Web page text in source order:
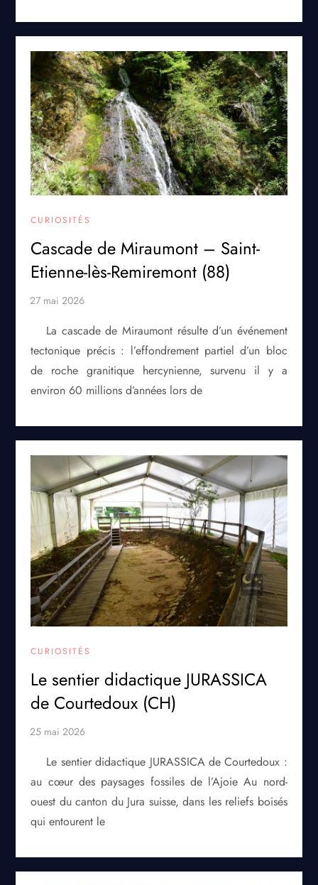
CURIOSITÉS
Cascade de Miraumont – Saint-
Etienne-lès-Remiremont (88)
La cascade de Miraumont résulte d’un événement
tectonique précis : l’effondrement partiel d’un bloc
de roche granitique hercynienne, survenu il y a
environ 60 millions d’années lors de
CURIOSITÉS
Le sentier didactique JURASSICA
de Courtedoux (CH)
Le sentier didactique JURASSICA de Courtedoux :
au cœur des paysages fossiles de l’Ajoie Au nord-
ouest du canton du Jura suisse, dans les reliefs boisés
qui entourent le